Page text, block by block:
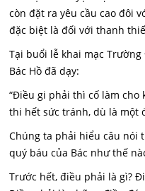
còn đặt ra yêu cầu cao đôi
đặc biệt là đối với thanh
Tại buổi lễ khai mạc
Bác Hồ đã dạy:
“Điều gi phải thì cố làm
thi hết sức tránh, dù là một
Chúng ta phải hiểu câu nói
quý báu của Bác như thế
Trước hết, điều phải là gì?